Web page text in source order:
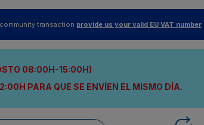
transaction provide us your valid EU VAT number
08:00H-15:00H)
PARA QUE SE ENVÍEN EL MISMO DÍA.